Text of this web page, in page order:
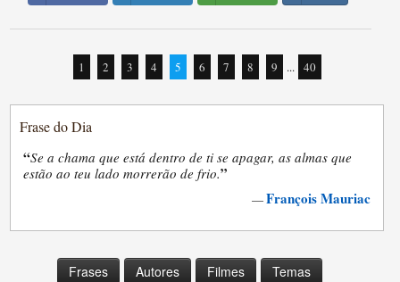
1 2 3 4 5 6 7 8 9 ... 40
Frase do Dia
“Se a chama que está dentro de ti se apagar, as almas que
estão ao teu lado morrerão de frio.”
—François Mauriac
Frases Autores Filmes Temas